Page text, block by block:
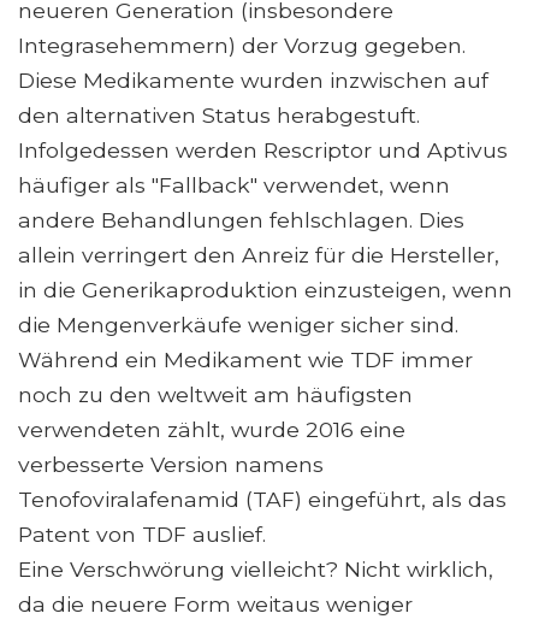
neueren Generation (insbesondere
Integrasehemmern) der Vorzug gegeben.
Diese Medikamente wurden inzwischen auf
den alternativen Status herabgestuft.
Infolgedessen werden Rescriptor und Aptivus
häufiger als "Fallback" verwendet, wenn
andere Behandlungen fehlschlagen. Dies
allein verringert den Anreiz für die Hersteller,
in die Generikaproduktion einzusteigen, wenn
die Mengenverkäufe weniger sicher sind.
Während ein Medikament wie TDF immer
noch zu den weltweit am häufigsten
verwendeten zählt, wurde 2016 eine
verbesserte Version namens
Tenofoviralafenamid (TAF) eingeführt, als das
Patent von TDF auslief.
Eine Verschwörung vielleicht? Nicht wirklich,
da die neuere Form weitaus weniger